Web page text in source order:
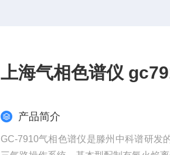
上海气相色谱仪
产品简介
GC-7910气相色谱仪是滕州中科谱研发